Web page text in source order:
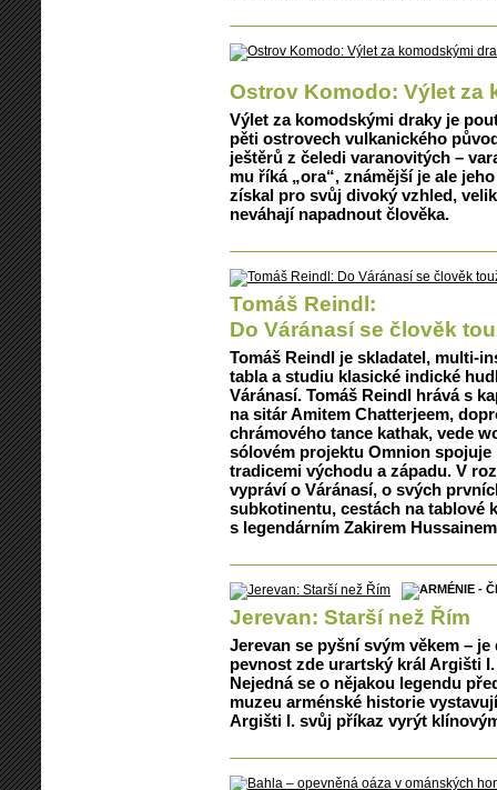
Ostrov Komodo: Výlet za
Výlet za komodskými draky je
pěti ostrovech vulkanického
ještěrů z čeledi varanovitých –
mu říká „ora“, známější je ale
získal pro svůj divoký vzhled,
neváhají napadnout člověka.
Tomáš Reindl:
Do Váránasí se člověk
Tomáš Reindl je skladatel, multi-
tabla a studiu klasické indické
Váránasí. Tomáš Reindl hrává s
na sitár Amitem Chatterjeem,
chrámového tance kathak, vede
sólovém projektu Omnion
tradicemi východu a západu. V
vypráví o Váránasí, o svých
subkotinentu, cestách na tablové
s legendárním Zakirem
Jerevan: Starší než Řím
Jerevan se pyšní svým věkem –
pevnost zde urartský král Argišti
Nejedná se o nějakou legendu
muzeu arménské historie
Argišti I. svůj příkaz vyrýt